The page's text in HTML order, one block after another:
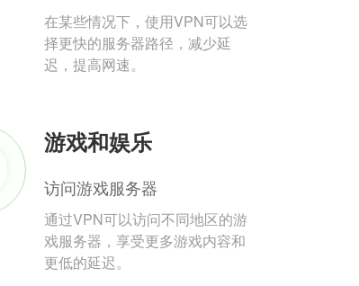
在某些情况下，使用VPN可以选
择更快的服务器路径，减少延
迟，提高网速。
游戏和娱乐
访问游戏服务器
通过VPN可以访问不同地区的游
戏服务器，享受更多游戏内容和
更低的延迟。